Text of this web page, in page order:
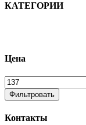
КАТЕГОРИИ
Цена
Фильтровать
Контакты